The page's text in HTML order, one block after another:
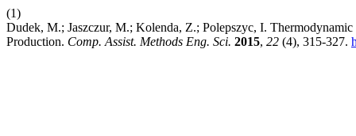
(1)
Dudek, M.; Jaszczur, M.; Kolenda, Z.; Polepszyc, I.
Production. Comp. Assist. Methods Eng. Sci. 2015, 22 (4), 315-327.